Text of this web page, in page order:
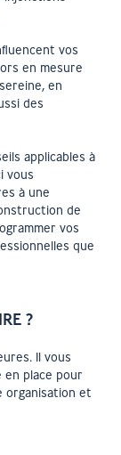
vos
en mesure
en
des
applicables à
vous
à une
de
vos
que
?
Il vous
place pour
et